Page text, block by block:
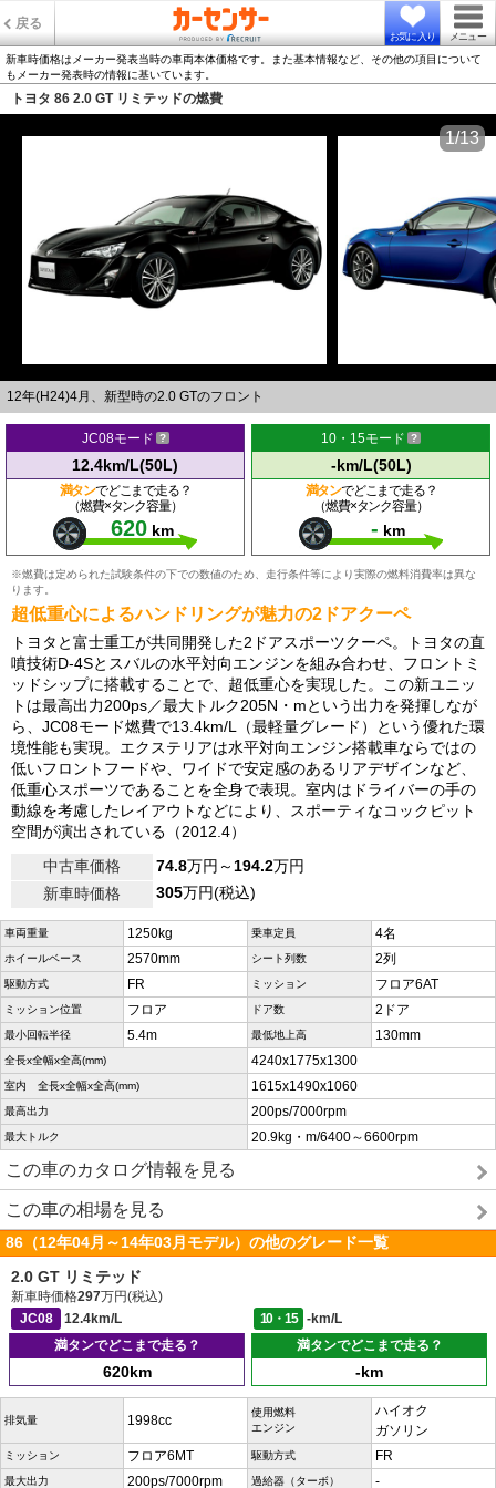
戻る
お気に入り メニュー
新車時価格はメーカー発表当時の車両本体価格です。また基本情報など、その他の項目について
もメーカー発表時の情報に基いています。
トヨタ 86 2.0 GT リミテッドの燃費
12年(H24)4月、新型時の2.0 GTのフロント
1/13
JC08モード
12.4km/L(50L)
満タンでどこまで走る？
（燃費×タンク容量）
620 km
10・15モード
-km/L(50L)
満タンでどこまで走る？
（燃費×タンク容量）
- km
※燃費は定められた試験条件の下での数値のため、走行条件等により実際の燃料消費率は異な
ります。
超低重心によるハンドリングが魅力の2ドアクーペ
トヨタと富士重工が共同開発した2ドアスポーツクーペ。トヨタの直
噴技術D-4Sとスバルの水平対向エンジンを組み合わせ、フロントミ
ッドシップに搭載することで、超低重心を実現した。この新ユニッ
トは最高出力200ps／最大トルク205N・mという出力を発揮しなが
ら、JC08モード燃費で13.4km/L（最軽量グレード）という優れた環
境性能も実現。エクステリアは水平対向エンジン搭載車ならではの
低いフロントフードや、ワイドで安定感のあるリアデザインなど、
低重心スポーツであることを全身で表現。室内はドライバーの手の
動線を考慮したレイアウトなどにより、スポーティなコックピット
空間が演出されている（2012.4）
中古車価格
74.8万円～194.2万円
新車時価格
305万円(税込)
車両重量 1250kg 乗車定員 4名
ホイールベース 2570mm シート列数 2列
駆動方式 FR ミッション フロア6AT
ミッション位置 フロア ドア数 2ドア
最小回転半径 5.4m 最低地上高 130mm
全長x全幅x全高(mm) 4240x1775x1300
室内 全長x全幅x全高(mm) 1615x1490x1060
最高出力 200ps/7000rpm
最大トルク 20.9kg・m/6400～6600rpm
この車のカタログ情報を見る
この車の相場を見る
86（12年04月～14年03月モデル）の他のグレード一覧
2.0 GT リミテッド
新車時価格297万円(税込)
JC08
12.4km/L 10・15
-km/L
満タンでどこまで走る？
620km
満タンでどこまで走る？
-km
排気量 1998cc
使用燃料
エンジン
ハイオク
ガソリン
ミッション フロア6MT 駆動方式 FR
最大出力 200ps/7000rpm 過給器（ターボ） -